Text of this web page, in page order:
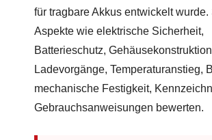
für tragbare Akkus entwickelt wurde.
Aspekte wie elektrische Sicherheit,
Batterieschutz,
Ladevorgänge, Temperaturanstieg,
mechanische Festigkeit,
Gebrauchsanweisungen bewerten.